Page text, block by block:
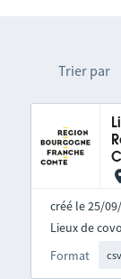
Trier par
créé le 25/
Format csv
Lieux de